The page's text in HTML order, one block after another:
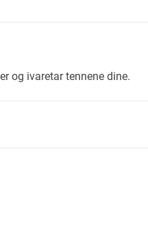
og ivaretar tennene dine.